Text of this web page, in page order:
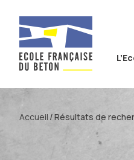
Accueil Résultats de